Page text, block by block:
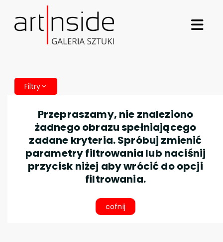
Filtry
Przepraszamy, nie znaleziono
żadnego obrazu spełniającego
zadane kryteria. Spróbuj zmienić
parametry filtrowania lub naciśnij
przycisk niżej aby wrócić do opcji
filtrowania.
cofnij